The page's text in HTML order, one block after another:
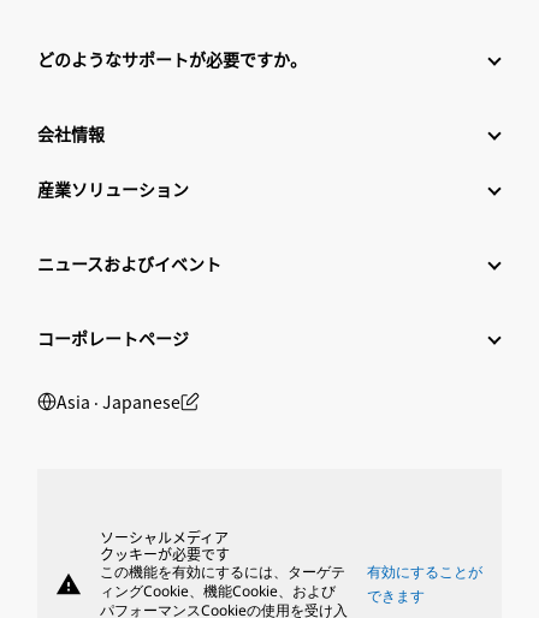
どのようなサポートが必要ですか。
会社情報
産業ソリューション
ニュースおよびイベント
コーポレートページ
Asia ‧ Japanese
warning
ソーシャルメディア
クッキーが必要です
この機能を有効にするには、ターゲテ
ィングCookie、機能Cookie、および
パフォーマンスCookieの使用を受け入
有効にすることが
できます